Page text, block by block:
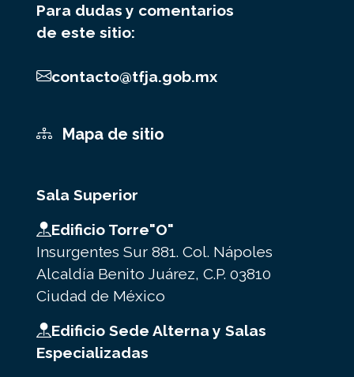
Para dudas y comentarios
de este sitio:
contacto@tfja.gob.mx
Mapa de sitio
Sala Superior
Edificio Torre"O"
Insurgentes Sur 881. Col. Nápoles
Alcaldía Benito Juárez, C.P. 03810
Ciudad de México
Edificio Sede Alterna y Salas
Especializadas